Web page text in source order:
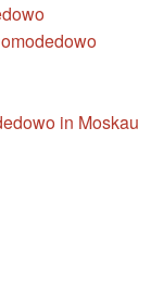
in Moskau